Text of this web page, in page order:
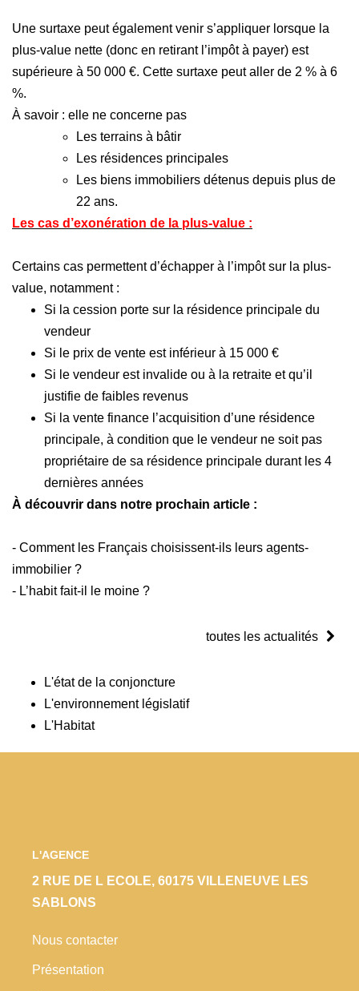
Une surtaxe peut également venir s’appliquer lorsque la
plus-value nette (donc en retirant l’impôt à payer) est
supérieure à 50 000 €. Cette surtaxe peut aller de 2 % à 6
%.
À savoir : elle ne concerne pas
Les terrains à bâtir
Les résidences principales
Les biens immobiliers détenus depuis plus de
22 ans.
Les cas d’exonération de la plus-value :
Certains cas permettent d’échapper à l’impôt sur la plus-
value, notamment :
Si la cession porte sur la résidence principale du
vendeur
Si le prix de vente est inférieur à 15 000 €
Si le vendeur est invalide ou à la retraite et qu’il
justifie de faibles revenus
Si la vente finance l’acquisition d’une résidence
principale, à condition que le vendeur ne soit pas
propriétaire de sa résidence principale durant les 4
dernières années
À découvrir dans notre prochain article :
- Comment les Français choisissent-ils leurs agents-
immobilier ?
- L’habit fait-il le moine ?
toutes les actualités
L'état de la conjoncture
L'environnement législatif
L'Habitat
L'AGENCE
2 RUE DE L ECOLE, 60175 VILLENEUVE LES
SABLONS
Nous contacter
Présentation